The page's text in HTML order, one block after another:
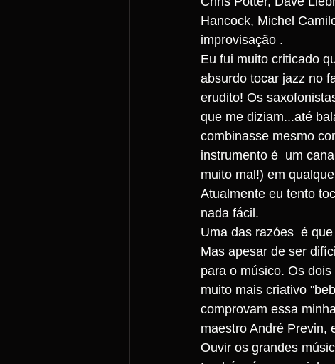
Hancock, Michel
improvisação .
Eu fui muito criticado
absurdo tocar jazz no
erudito! Os
que me diziam...até
combinasse mesmo
instrumento é  um
muito mal!) em
Atualmente eu tento
nada fácil.
Uma das razóes  é
Mas apesar de ser
para o músico. Os
muito mais criativo
comprovam essa
maestro André Previn,
Ouvir os grandes